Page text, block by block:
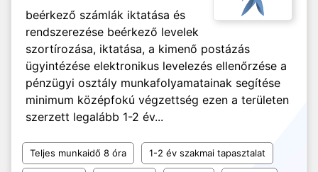
beérkező számlák iktatása és
rendszerezése beérkező levelek
szortírozása, iktatása, a kimenő postázás
ügyintézése elektronikus levelezés ellenőrzése a
pénzügyi osztály munkafolyamatainak segítése
minimum középfokú végzettség ezen a területen
szerzett legalább 1-2 év...
Teljes munkaidő 8 óra 1-2 év szakmai tapasztalat